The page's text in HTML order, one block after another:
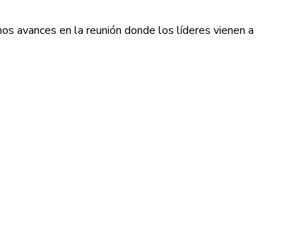
avances en la reunión donde los líderes vienen a